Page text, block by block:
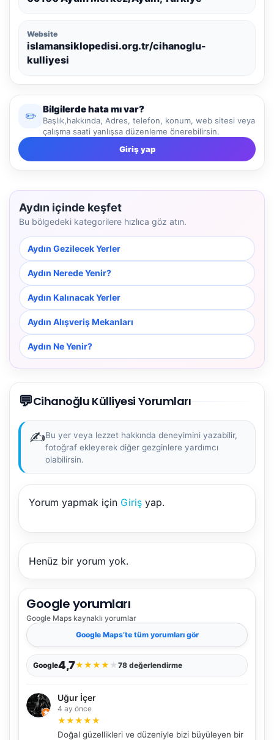
Website
islamansiklopedisi.org.tr/cihanoglu-
kulliyesi
✏️
Bilgilerde hata mı var?
Başlık,hakkında, Adres, telefon, konum, web sitesi veya
çalışma saati yanlışsa düzenleme önerebilirsin.
Giriş yap
Aydın içinde keşfet
Bu bölgedeki kategorilere hızlıca göz atın.
Aydın Gezilecek Yerler
Aydın Nerede Yenir?
Aydın Kalınacak Yerler
Aydın Alışveriş Mekanları
Aydın Ne Yenir?
💬Cihanoğlu Külliyesi Yorumları
✍️Bu yer veya lezzet hakkında deneyimini yazabilir,
fotoğraf ekleyerek diğer gezginlere yardımcı
olabilirsin.
Yorum yapmak için Giriş yap.
Henüz bir yorum yok.
Google yorumları
Google Maps kaynaklı yorumlar
Google Maps’te tüm yorumları gör
Google4,7★★★★ ★ 78 değerlendirme
Uğur İçer
4 ay önce
★★★★★
Doğal güzellikleri ve düzeniyle bizi büyüleyen bir